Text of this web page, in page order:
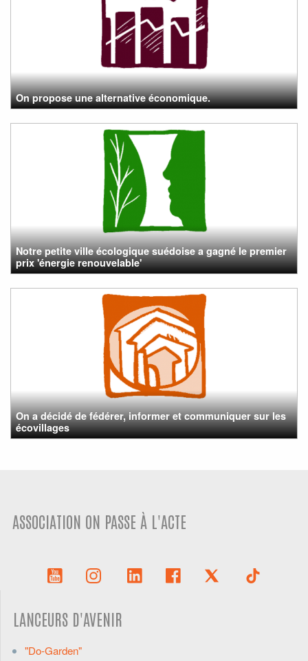
On propose une alternative économique.
Notre petite ville écologique suédoise a gagné le premier
prix 'énergie renouvelable'
On a décidé de fédérer, informer et communiquer sur les
écovillages
ASSOCIATION ON PASSE À L'ACTE
LANCEURS D'AVENIR
"Do-Garden"